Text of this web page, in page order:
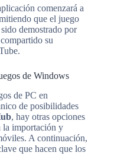
comenzará a
que el juego
demostrado por
su
de Windows
de PC en
de posibilidades
, hay otras opciones
la importación y
A continuación,
que hacen que los